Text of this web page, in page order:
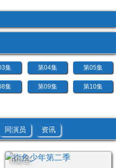
集 第04集 第05集
集 第09集 第10集
同演员 资讯
6集全